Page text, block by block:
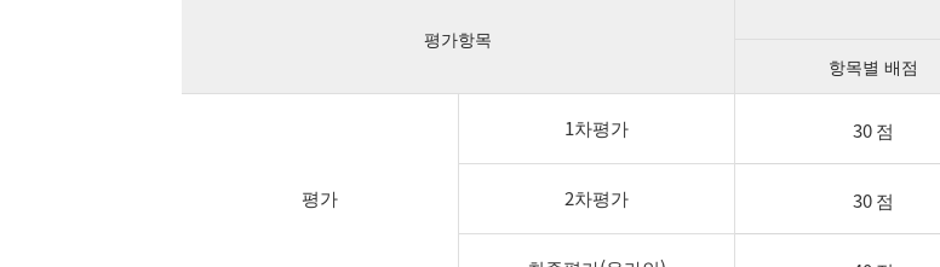
평가항목
항목별 배점
평가
1차평가 30 점
2차평가 30 점